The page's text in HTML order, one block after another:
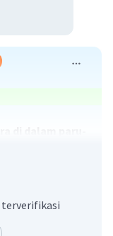
terverifikasi